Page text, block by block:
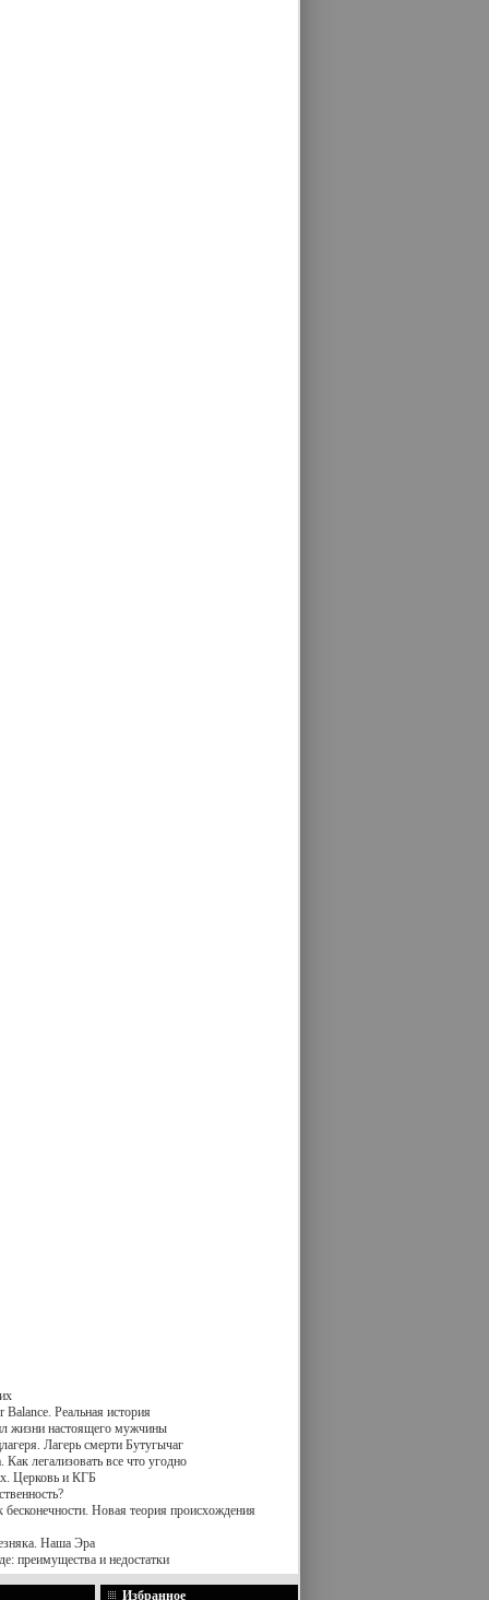
Balance. Реальная история
жизни настоящего мужчины
Лагерь смерти Бутугычаг
легализовать все что угодно
Церковь и КГБ
бесконечности. Новая теория происхождения
Наша Эра
преимущества и недостатки
Избранное